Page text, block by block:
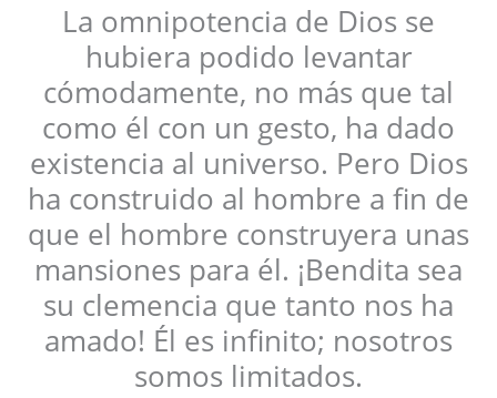
La omnipotencia de Dios se
hubiera podido levantar
cómodamente, no más que tal
como él con un gesto, ha dado
existencia al universo. Pero Dios
ha construido al hombre a fin de
que el hombre construyera unas
mansiones para él. ¡Bendita sea
su clemencia que tanto nos ha
amado! Él es infinito; nosotros
somos limitados.